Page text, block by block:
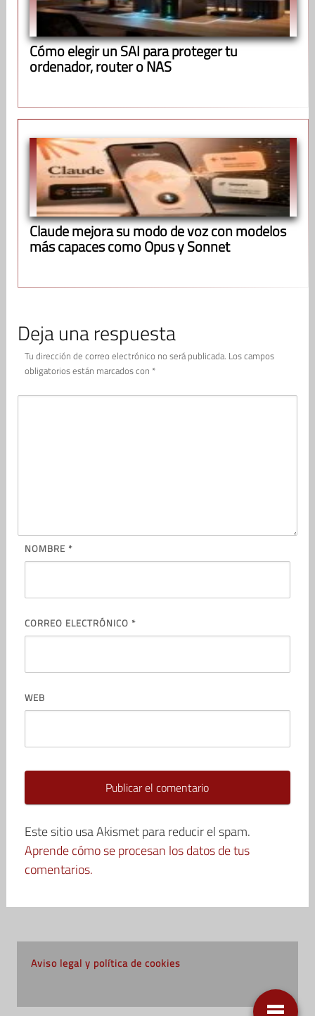
Cómo elegir un SAI para proteger tu
ordenador, router o NAS
Claude mejora su modo de voz con modelos
más capaces como Opus y Sonnet
Deja una respuesta
Tu dirección de correo electrónico no será publicada. Los campos
obligatorios están marcados con *
NOMBRE *
CORREO ELECTRÓNICO *
WEB
Este sitio usa Akismet para reducir el spam.
Aprende cómo se procesan los datos de tus
comentarios.
Aviso legal y política de cookies